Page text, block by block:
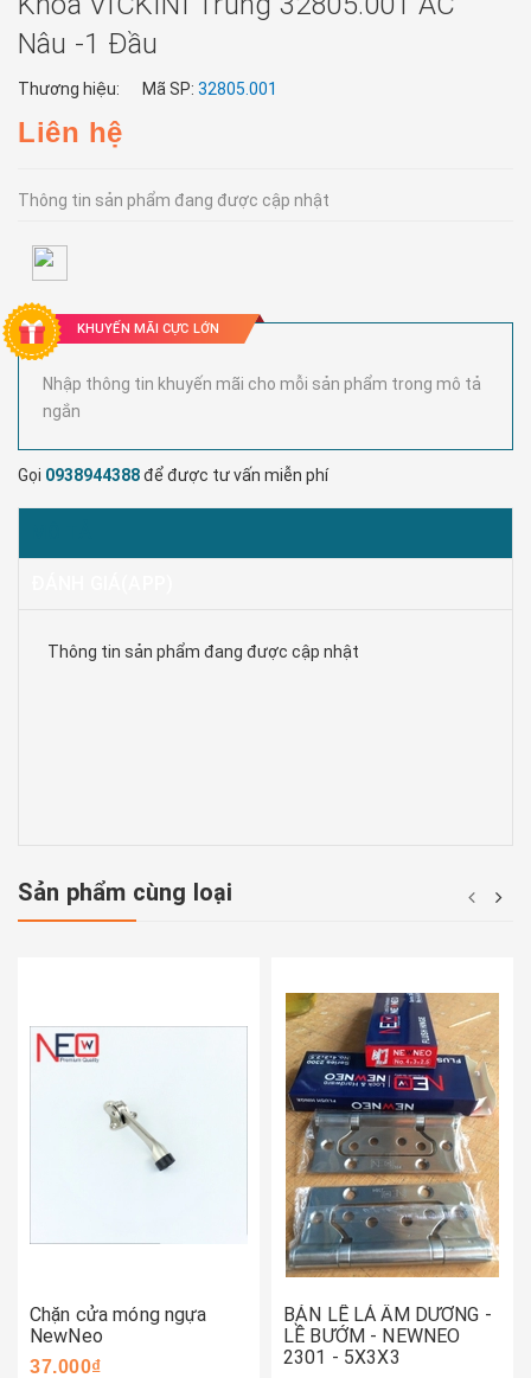
Nâu -1 Đầu
Thương hiệu: Mã SP: 32805.001
Liên hệ
Thông tin sản phẩm đang được cập nhật
KHUYẾN MÃI CỰC LỚN
Nhập thông tin khuyến mãi cho mỗi sản phẩm trong mô tả
ngắn
Gọi 0938944388để được tư vấn miễn phí
Thông tin sản phẩm đang được cập nhật
Sản phẩm cùng loại
Chặn cửa móng ngựa
NewNeo
37.000₫
BẢN LỀ LÁ ÂM DƯƠNG -
LỀ BƯỚM - NEWNEO
2301 - 5X3X3